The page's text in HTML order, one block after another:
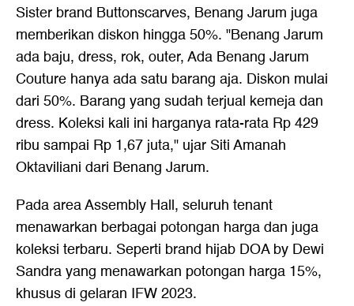
Sister brand Buttonscarves, Benang Jarum juga
memberikan diskon hingga 50%. "Benang Jarum
ada baju, dress, rok, outer, Ada Benang Jarum
Couture hanya ada satu barang aja. Diskon mulai
dari 50%. Barang yang sudah terjual kemeja dan
dress. Koleksi kali ini harganya rata-rata Rp 429
ribu sampai Rp 1,67 juta," ujar Siti Amanah
Oktaviliani dari Benang Jarum.
Pada area Assembly Hall, seluruh tenant
menawarkan berbagai potongan harga dan juga
koleksi terbaru. Seperti brand hijab DOA by Dewi
Sandra yang menawarkan potongan harga 15%,
khusus di gelaran IFW 2023.